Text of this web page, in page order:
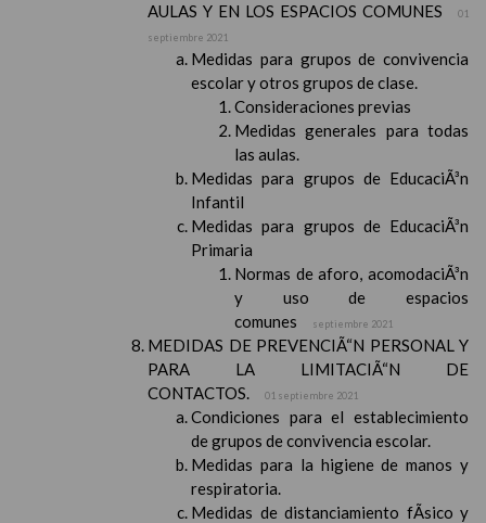
AULAS Y EN LOS ESPACIOS COMUNES
01
septiembre 2021
Medidas para grupos de convivencia
escolar y otros grupos de clase.
Consideraciones previas
Medidas generales para todas
las aulas.
Medidas para grupos de EducaciÃ³n
Infantil
Medidas para grupos de EducaciÃ³n
Primaria
Normas de aforo, acomodaciÃ³n
y uso de espacios
comunes
septiembre 2021
MEDIDAS DE PREVENCIÃ“N PERSONAL Y
PARA LA LIMITACIÃ“N DE
CONTACTOS.
01 septiembre 2021
Condiciones para el establecimiento
de grupos de convivencia escolar.
Medidas para la higiene de manos y
respiratoria.
Medidas de distanciamiento fÃ­sico y